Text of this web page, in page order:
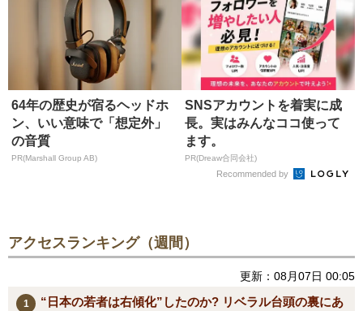
64年の歴史が宿るヘッドホ
ン、いい意味で「想定外」
の音質
PR(Marshall Group AB)
SNSアカウントを着実に成
長。実はみんなココ使って
ます。
PR(Dreaw合同会社)
Recommended by
アクセスランキング（週間）
更新：08月07日 00:05
“日本の若者は右傾化”したのか? リベラル台頭の裏にあ